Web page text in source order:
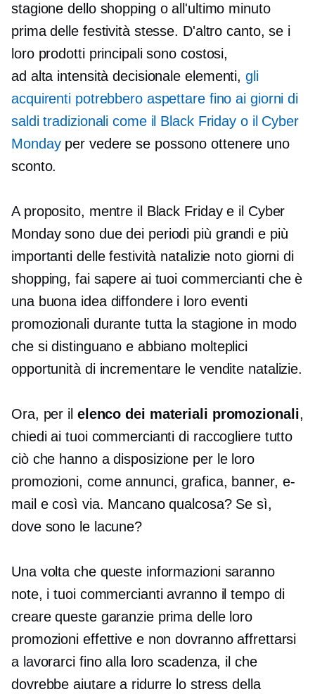
stagione dello shopping o all'ultimo minuto
prima delle festività stesse. D'altro canto, se i
loro prodotti principali sono costosi,
ad alta intensità decisionale elementi,gli
acquirenti potrebbero aspettare fino ai giorni di
saldi tradizionali come il Black Friday o il Cyber ​​
Mondayper vedere se possono ottenere uno
sconto.
A proposito, mentre il Black Friday e il Cyber ​​
Monday sono due dei periodi più grandi e più
importanti delle festività natalizie notogiorni di
shopping, fai sapere ai tuoi commercianti che è
una buona idea diffondere i loro eventi
promozionali durante tutta la stagione in modo
che si distinguano e abbiano molteplici
opportunità di incrementare le vendite natalizie.
Ora, per il elenco dei materiali promozionali,
chiedi ai tuoi commercianti di raccogliere tutto
ciò che hanno a disposizione per le loro
promozioni, come annunci, grafica, banner, e-
mail e così via. Mancano qualcosa? Se sì,
dove sono le lacune?
Una volta che queste informazioni saranno
note, i tuoi commercianti avranno il tempo di
creare queste garanzie prima delle loro
promozioni effettive e non dovranno affrettarsi
a lavorarci fino alla loro scadenza, il che
dovrebbe aiutare a ridurre lo stress della